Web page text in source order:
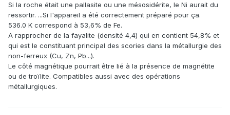
Si la roche était une pallasite ou une mésosidérite, le Ni aurait du
ressortir. ...Si l'appareil a été correctement préparé pour ça.
536.0 K correspond à 53,6% de Fe.
A rapprocher de la fayalite (densité 4,4) qui en contient 54,8% et
qui est le constituant principal des scories dans la métallurgie des
non-ferreux (Cu, Zn, Pb...).
Le côté magnétique pourrait être lié à la présence de magnétite
ou de troïlite. Compatibles aussi avec des opérations
métallurgiques.